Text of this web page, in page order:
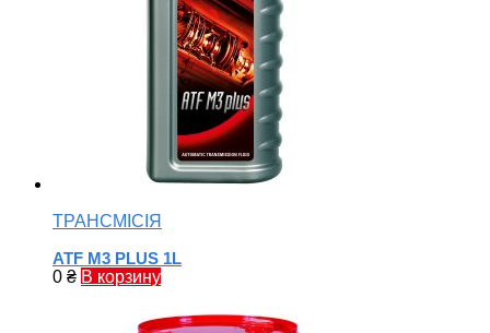
ТРАНСМІСІЯ
ATF M3 PLUS 1L
0 ₴ В корзину